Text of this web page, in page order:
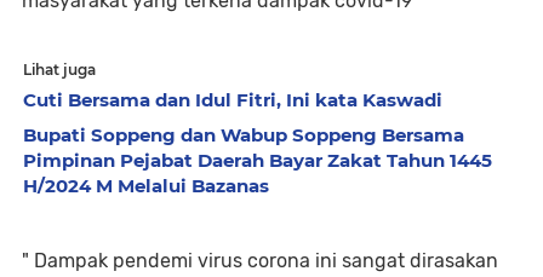
Lihat juga
Cuti Bersama dan Idul Fitri, Ini kata Kaswadi
Bupati Soppeng dan Wabup Soppeng Bersama
Pimpinan Pejabat Daerah Bayar Zakat Tahun 1445
H/2024 M Melalui Bazanas
" Dampak pendemi virus corona ini sangat dirasakan